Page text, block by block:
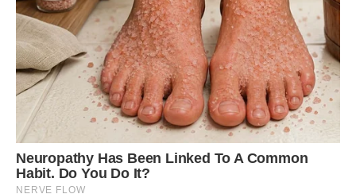
Богдан підхопився, намагаючись обійняти матір, але вона
відштовхнула його руку, демонструючи образу в усій її
величі. Оксана стояла біля плити, відчуваючи, як повітря в
кухні стає дедалі менше, наче стіни почали повільно
зсуватися, стискаючи її в лещатах чужих очікувань та
невиправданої агресії.
— Мамо, заспокойся, ніхто тобі рота не закриває, —
благально мовив Богдан. — Просто Оксана права, ми всі
втомилися, давай не будемо сваритися через дрібниці. Це
ж просто суп, Боже мій, просто гарбуз!